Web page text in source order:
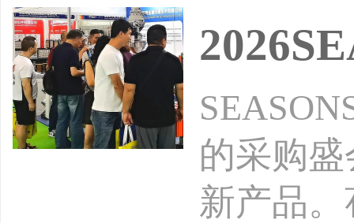
的采购
新产品